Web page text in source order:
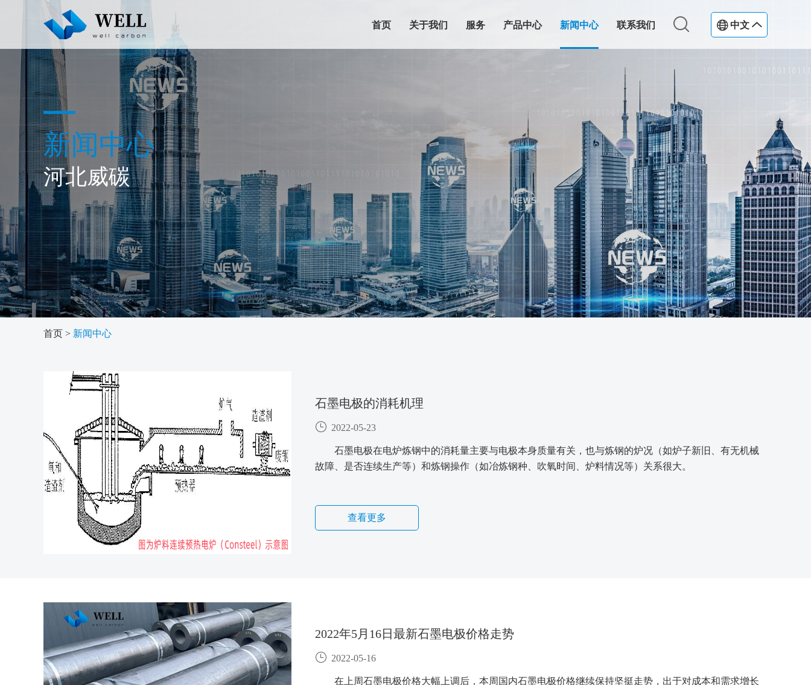
中文
首页 关于我们 服务 产品中心 新闻中心 联系我们
新闻中心
河北威碳
首页 > 新闻中心
石墨电极的消耗机理
2022-05-23
石墨电极在电炉炼钢中的消耗量主要与电极本身质量有关，也与炼钢的炉况（如炉子新旧、有无机械
故障、是否连续生产等）和炼钢操作（如冶炼钢种、吹氧时间、炉料情况等）关系很大。
查看更多
2022年5月16日最新石墨电极价格走势
2022-05-16
在上周石墨电极价格大幅上调后，本周国内石墨电极价格继续保持坚挺走势，出于对成本和需求增长